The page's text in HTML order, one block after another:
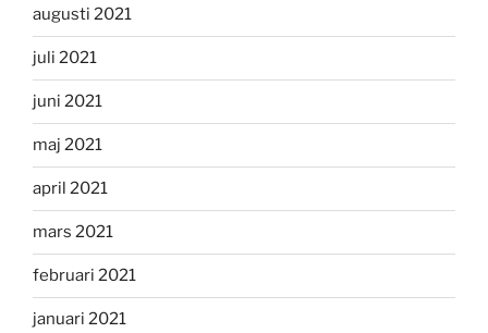
augusti 2021
juli 2021
juni 2021
maj 2021
april 2021
mars 2021
februari 2021
januari 2021